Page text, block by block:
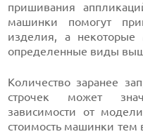
пришивания
машинки помогут
изделия, а некоторые
определенные виды
Количество заранее
строчек может
зависимости от
стоимость машинки